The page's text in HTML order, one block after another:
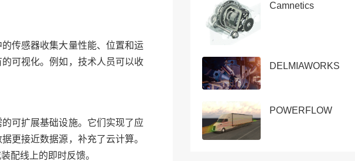
传感器收集大量性能、位置和运
可视化。例如，技术人员可以收
可扩展基础设施。它们实现了应
更接近数据源，补充了云计算。
配线上的即时反馈。
Camnetics
DELMIAWORKS
POWERFLOW